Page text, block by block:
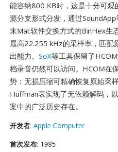
能容纳800 KB时，这是十分可
源分支形式分发，通过
末Mac软件交换方式的BinHex生
最高22.255 kHz的采样率，匹配
出能力。 SoX等工具保留了
档录音仍然可以访问。HCOM在
势：无损压缩可精确恢复原始采
Huffman表实现了无依赖解码，
案中的广泛历史存在。
开发者: Apple Computer
首次发布: 1985